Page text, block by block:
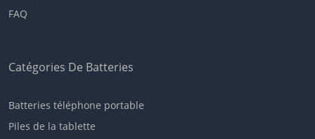
FAQ
Catégories De Batteries
Batteries téléphone portable
Piles de la tablette